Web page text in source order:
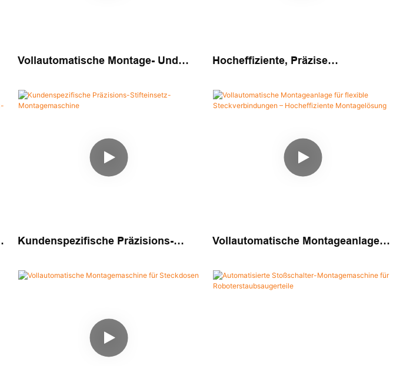
Vollautomatische Montage- Und
Keramikterminals
Hocheffiziente, Präzise
Montage Von Schalttafeln
Kundenspezifische Präzisions-
Vollautomatische Montageanlage
Hocheffiziente Montagelösung